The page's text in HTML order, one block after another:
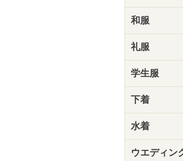
和服
礼服
学生服
下着
水着
ウエディン